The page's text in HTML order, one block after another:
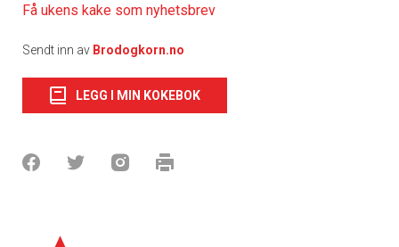
Få ukens kake som nyhetsbrev
Sendt inn av Brodogkorn.no
LEGG I MIN KOKEBOK